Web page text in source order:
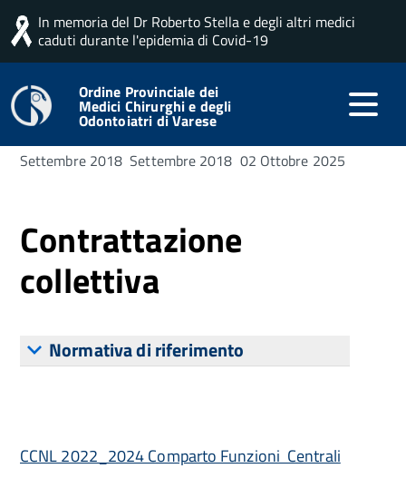
In memoria del Dr Roberto Stella e degli altri medici
caduti durante l'epidemia di Covid-19
Ordine Provinciale dei
Medici Chirurghi e degli
Odontoiatri di Varese
Home Personale Contrattazione collettiva
Settembre 2018 Settembre 2018 02 Ottobre 2025
Contrattazione
collettiva
Normativa di riferimento
CCNL 2022_2024 Comparto Funzioni Centrali